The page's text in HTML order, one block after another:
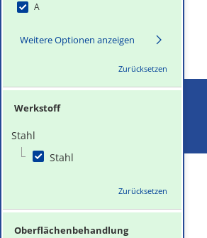
A
Weitere Optionen anzeigen
Zurücksetzen
Werkstoff
Stahl
Stahl
Zurücksetzen
Oberflächenbehandlung